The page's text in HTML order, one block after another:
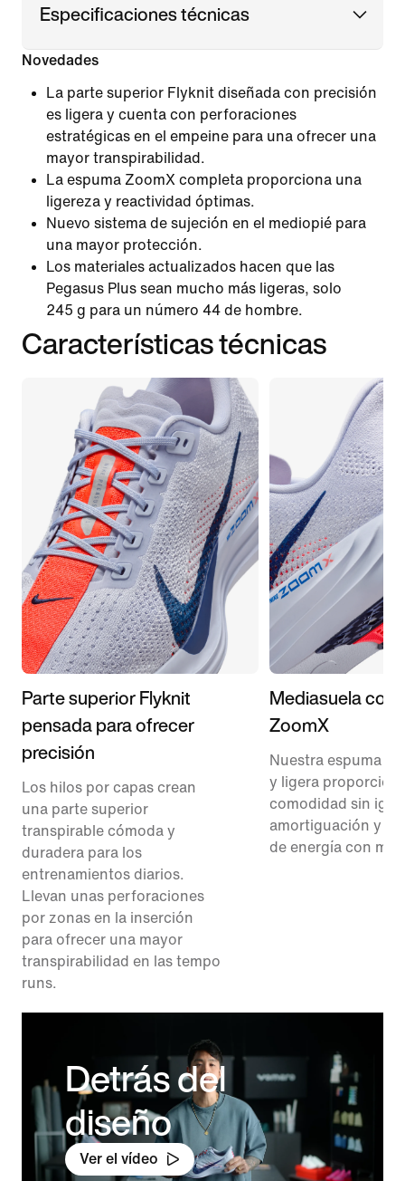
Especificaciones técnicas
Novedades
La parte superior Flyknit diseñada con precisión
es ligera y cuenta con perforaciones
estratégicas en el empeine para una ofrecer una
mayor transpirabilidad.
La espuma ZoomX completa proporciona una
ligereza y reactividad óptimas.
Nuevo sistema de sujeción en el mediopié para
una mayor protección.
Los materiales actualizados hacen que las
Pegasus Plus sean mucho más ligeras, solo
245 g para un número 44 de hombre.
Características técnicas
Parte superior Flyknit
pensada para ofrecer
precisión
Los hilos por capas crean
una parte superior
transpirable cómoda y
duradera para los
entrenamientos diarios.
Llevan unas perforaciones
por zonas en la inserción
para ofrecer una mayor
transpirabilidad en las tempo
runs.
Mediasuela con
ZoomX
Nuestra espuma
y ligera
comodidad sin
amortiguación y
de energía con
Detrás del
diseño
Ver el vídeo